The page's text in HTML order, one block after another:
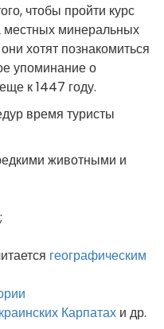
чтобы пройти курс
местных минеральных
хотят познакомиться
упоминание о
к 1447 году.
время туристы
животными и
;
географическим
Карпатах и др.